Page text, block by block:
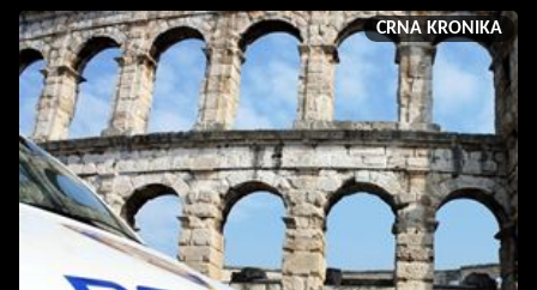
CRNA KRONIKA